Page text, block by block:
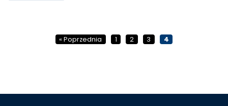
Nawigacja« Poprzednia 1 2 3 4